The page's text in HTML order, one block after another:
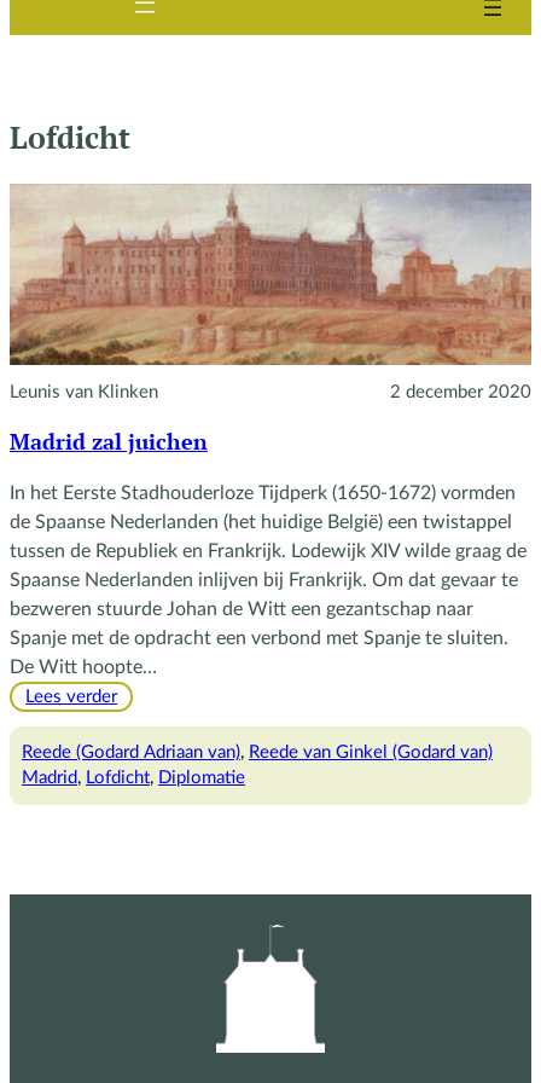
Lofdicht
Leunis van Klinken 2 december 2020
Madrid zal juichen
In het Eerste Stadhouderloze Tijdperk (1650-1672) vormden
de Spaanse Nederlanden (het huidige België) een twistappel
tussen de Republiek en Frankrijk. Lodewijk XIV wilde graag de
Spaanse Nederlanden inlijven bij Frankrijk. Om dat gevaar te
bezweren stuurde Johan de Witt een gezantschap naar
Spanje met de opdracht een verbond met Spanje te sluiten.
De Witt hoopte…
Lees verder:
zal
juichen
Reede (Godard Adriaan van), Reede van Ginkel (Godard van)
Madrid, Lofdicht, Diplomatie